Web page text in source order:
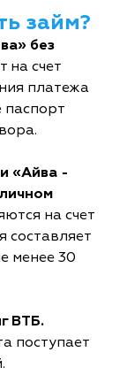
займ?
без
на счет
платежа
паспорт
«Айва -
на счет
составляет
менее 30
ВТБ.
поступает